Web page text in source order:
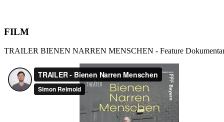
FILM
TRAILER BIENEN NARREN MENSCHEN - Feature